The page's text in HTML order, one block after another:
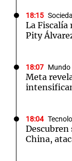
18:15
La Fiscalía
Pity
18:07 Mundo
Meta
18:04
China,